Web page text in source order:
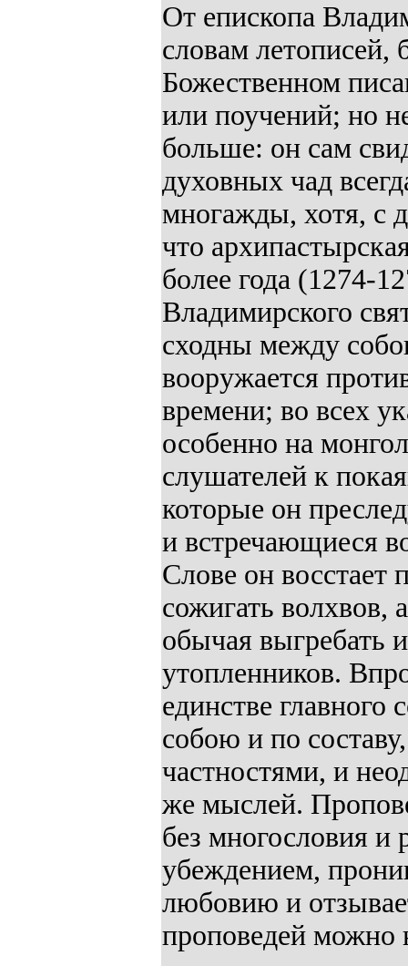
От епископа
словам летописей,
Божественном
или поучений; но
больше: он сам
духовных чад
многажды, хотя, с
что
более года (1274-
Владимирского
сходны между
вооружается
времени; во всех
особенно на
слушателей к
которые он
и встречающиеся
Слове он восстает
сожигать волхвов,
обычая выгребать
утопленников.
единстве
собою и по
частностями, и
же мыслей.
без многословия и
убеждением,
любовию и
проповедей можно